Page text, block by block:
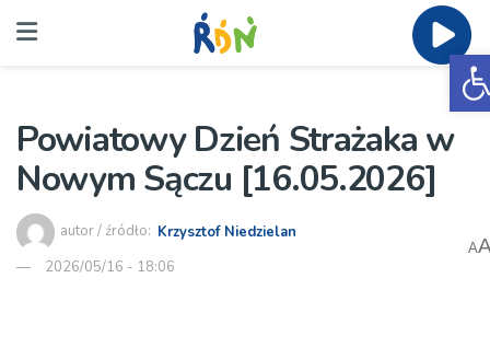
Powiatowy Dzień Strażaka w
Nowym Sączu [16.05.2026]
autor / źródło: Krzysztof Niedzielan
2026/05/16 - 18:06
A